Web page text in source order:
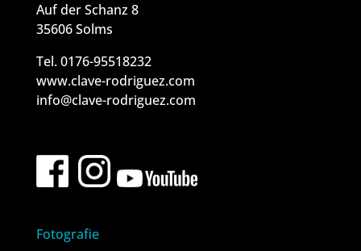
Auf der Schanz 8
35606 Solms
Tel. 0176-95518232
www.clave-rodriguez.com
info@clave-rodriguez.com
Fotografie